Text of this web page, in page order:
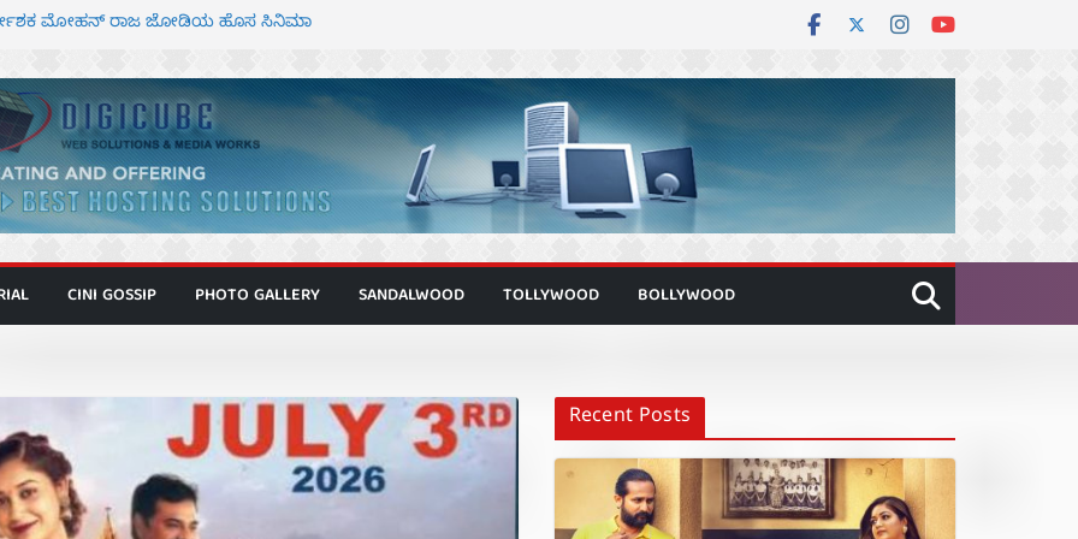
ಮಿತ್ರ ಅಭಿನಯದ “ಮಹಾನ್” ಫಸ್ಟ್ ಲುಕ್
ಕಿಟ್ಟಿ – ಮೇಘನಾರಾಜ್ ಅಭಿನಯದ “ಅಮರ್ಥ” ಚಿತ್ರ
ಅಜೇಯಂ” ಹಾಡಿದ ದೃಶ್ಯ ವೈಭವ
ಶಿವಣ್ಣ ಅಭಿನಯದ ‘ಬಾಸ್’ ಚಿತ್ರ ತೆರೆಗೆ
CINI GOSSIP PHOTO GALLERY SANDALWOOD TOLLYWOOD BOLLYWOOD
Recent Posts